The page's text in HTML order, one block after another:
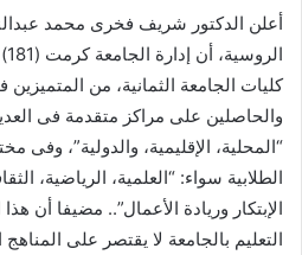
أعلن الدكتور شريف فخرى محمد
كليات الجامعة الثمانية، من المتميزين
والحاصلين على مراكز متقدمة فى
“المحلية، الإقليمية، والدولية”، وفى
الطلابية سواء: “العلمية، الرياضية،
الإبتكار وريادة الأعمال”.. مضيفا أن
التعليم بالجامعة لا يقتصر على